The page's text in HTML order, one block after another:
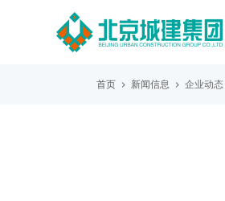
首页 新闻信息 企业动态